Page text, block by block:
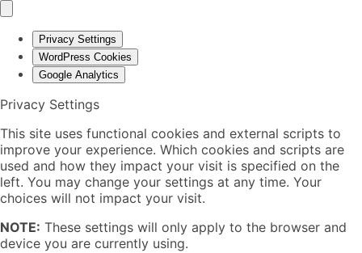
Privacy Settings
WordPress Cookies
Google Analytics
Privacy Settings
This site uses functional cookies and external scripts to
improve your experience. Which cookies and scripts are
used and how they impact your visit is specified on the
left. You may change your settings at any time. Your
choices will not impact your visit.
NOTE: These settings will only apply to the browser and
device you are currently using.